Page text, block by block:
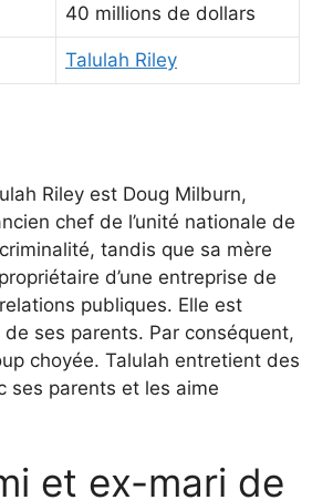
40 millions de dollars
Talulah Riley
Riley est Doug Milburn,
chef de l’unité nationale de
tandis que sa mère
d’une entreprise de
publiques. Elle est
de ses parents. Par conséquent,
choyée. Talulah entretient des
ses parents et les aime
et ex-mari de